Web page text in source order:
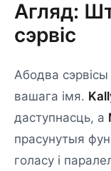
Агляд:
сэрвіс
Абодва
вашага імя.
даступнасць, а
прасунутыя
голасу і